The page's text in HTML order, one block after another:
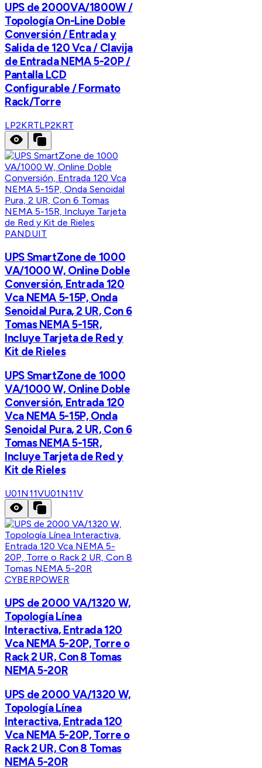
UPS de 2000VA/1800W /
Topología On-Line Doble
Conversión / Entrada y
Salida de 120 Vca / Clavija
de Entrada NEMA 5-20P /
Pantalla LCD
Configurable / Formato
Rack/Torre
LP2KRTLP2KRT
PANDUIT
UPS SmartZone de 1000
VA/1000 W, Online Doble
Conversión, Entrada 120
Vca NEMA 5-15P, Onda
Senoidal Pura, 2 UR, Con 6
Tomas NEMA 5-15R,
Incluye Tarjeta de Red y
Kit de Rieles
UPS SmartZone de 1000
VA/1000 W, Online Doble
Conversión, Entrada 120
Vca NEMA 5-15P, Onda
Senoidal Pura, 2 UR, Con 6
Tomas NEMA 5-15R,
Incluye Tarjeta de Red y
Kit de Rieles
U01N11VU01N11V
CYBERPOWER
UPS de 2000 VA/1320 W,
Topología Línea
Interactiva, Entrada 120
Vca NEMA 5-20P, Torre o
Rack 2 UR, Con 8 Tomas
NEMA 5-20R
UPS de 2000 VA/1320 W,
Topología Línea
Interactiva, Entrada 120
Vca NEMA 5-20P, Torre o
Rack 2 UR, Con 8 Tomas
NEMA 5-20R